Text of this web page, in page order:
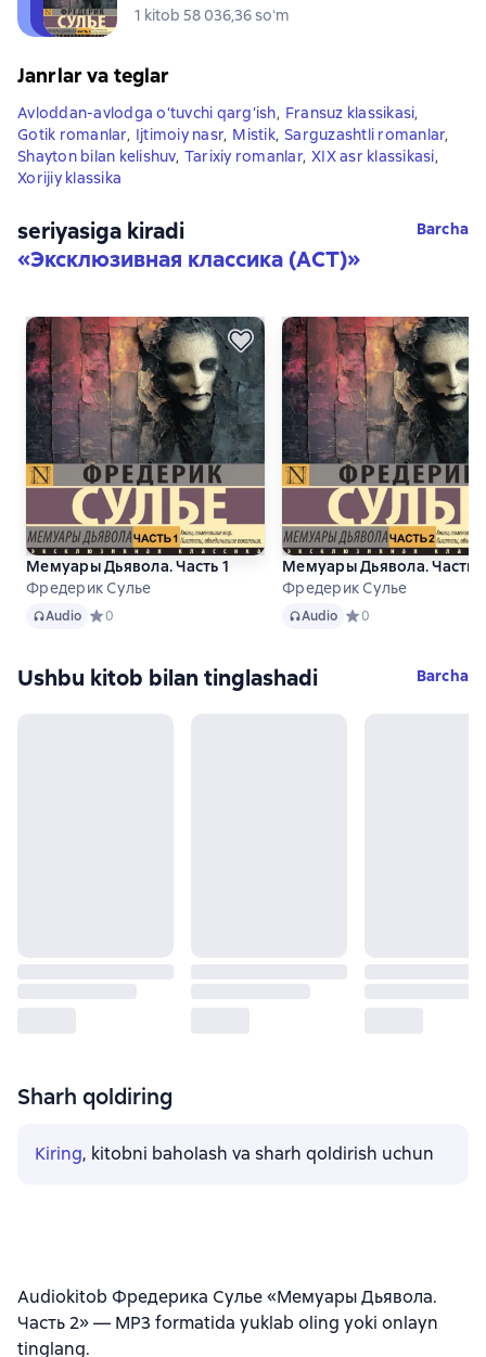
1 kitob 58 036,36 soʻm
Janrlar va teglar
Avloddan-avlodga o‘tuvchi qarg‘ish, Fransuz klassikasi,
Gotik romanlar, Ijtimoiy nasr, Mistik, Sarguzashtli romanlar,
Shayton bilan kelishuv, Tarixiy romanlar, XIX asr klassikasi,
Xorijiy klassika
seriyasiga kiradi
«Эксклюзивная классика (АСТ)»
Barcha
Мемуары Дьявола. Часть 1
Фредерик Сулье
AudioAudio Средний рейтинг 0 на основе 0 оценок
0
Мемуары Дьявола. Часть 2
Фредерик Сулье
AudioAudio Средний рейтинг 0
0
Ushbu kitob bilan tinglashadi Barcha
Sharh qoldiring
Kiring, kitobni baholash va sharh qoldirish uchun
Audiokitob Фредерика Сулье «Мемуары Дьявола.
Часть 2» — MP3 formatida yuklab oling yoki onlayn
tinglang.